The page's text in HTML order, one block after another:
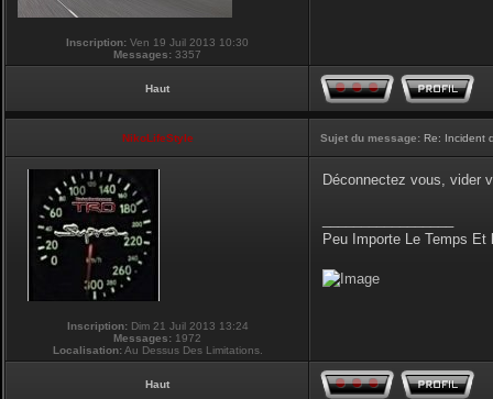
Inscription: Ven 19 Juil 2013 10:30
Messages: 3357
Haut
NikoLifeStyle Sujet du message: Re: Incident
Inscription:Dim 21 Juil 2013 13:24
Messages: 1972
Localisation:Au Dessus Des Limitations.
Déconnectez vous, vider
Peu Importe Le Temps Et
Haut